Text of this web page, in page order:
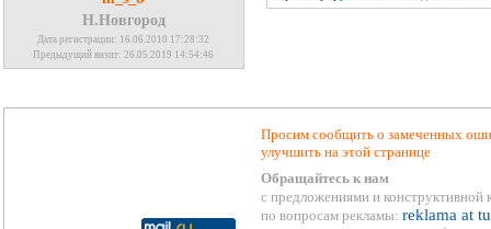
Н.Новгород
Дата регистрации: 16.06.2010 17:28:32
Предыдущий визит: 26.05.2019 14:54:46
Просим сообщить о замеченных
улучшить на этой странице
Обращайтесь к нам
с предложениями и конструктивной
по вопросам рекламы: reklama at